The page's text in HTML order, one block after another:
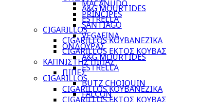
A&G MOURTIDES
ESTRELLA
CIGARILLOS
CIGARILLOS ΚΟΥΒΑΝΕΖΙΚΑ
CIGARILLOS ΕΚΤΟΣ ΚΟΥΒΑΣ
ΚΑΠΝΙΣΤΗΣ ΠΙΠΑΣ
ΠΙΠΕΣ
BUTZ CHOIQUIN
FALCON
MACANUDO
PRINCIPES
SANTIAGO
VEGAFINA
ΟΝΔΟΥΡΑΣ
A&G MOURTIDES
ESTRELLA
CIGARILLOS
CIGARILLOS ΚΟΥΒΑΝΕΖΙΚΑ
CIGARILLOS ΕΚΤΟΣ ΚΟΥΒΑΣ